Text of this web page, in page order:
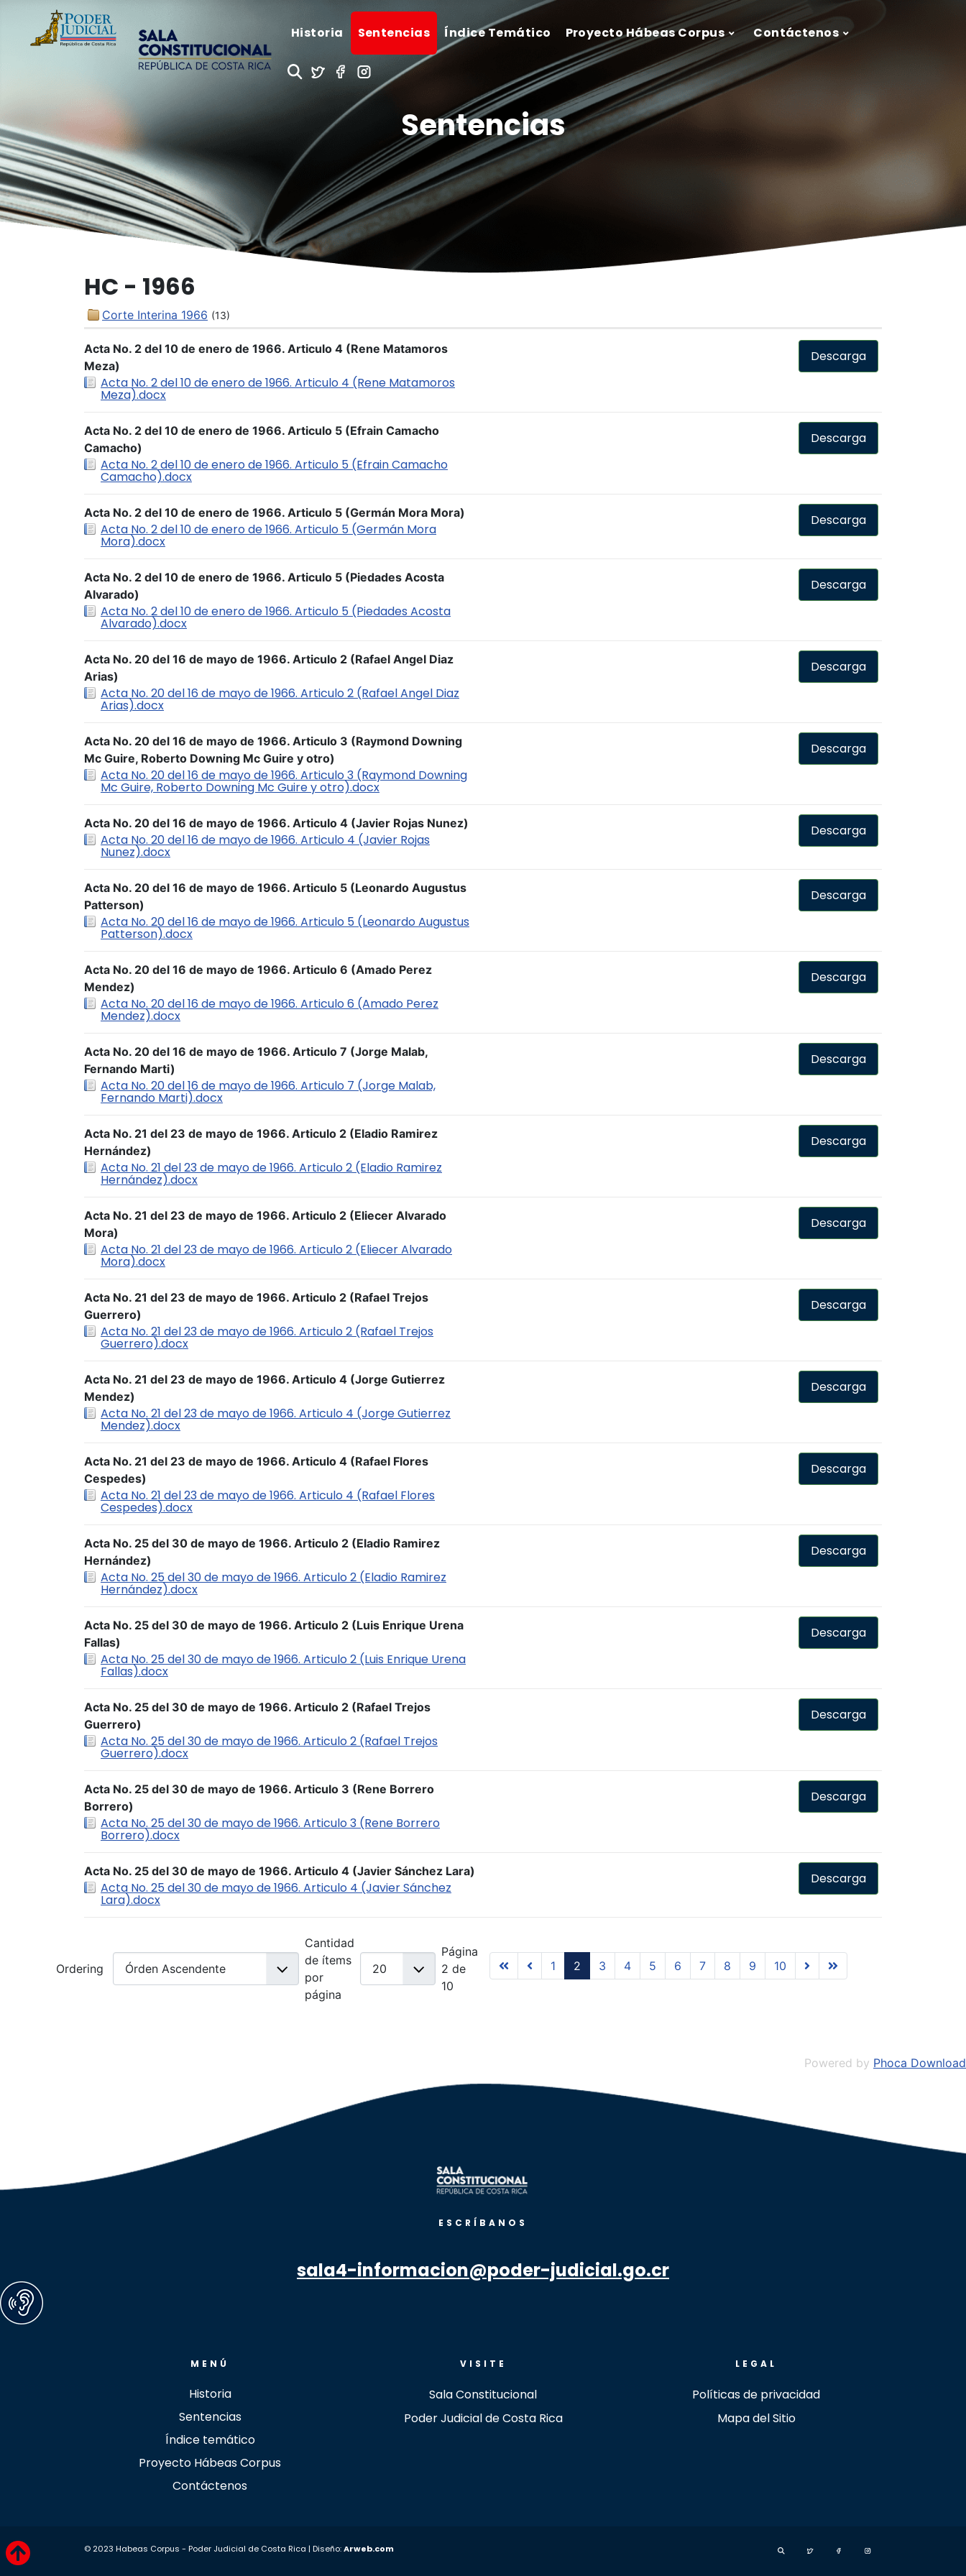
Historia Sentencias Índice Temático Proyecto Hábeas Corpus Contáctenos
Sentencias
HC - 1966
Corte Interina 1966 (13)
Acta No. 2 del 10 de enero de 1966. Articulo 4 (Rene Matamoros
Meza)
Acta No. 2 del 10 de enero de 1966. Articulo 4 (Rene Matamoros
Meza).docx
Descarga
Acta No. 2 del 10 de enero de 1966. Articulo 5 (Efrain Camacho
Camacho)
Acta No. 2 del 10 de enero de 1966. Articulo 5 (Efrain Camacho
Camacho).docx
Descarga
Acta No. 2 del 10 de enero de 1966. Articulo 5 (Germán Mora Mora)
Acta No. 2 del 10 de enero de 1966. Articulo 5 (Germán Mora
Mora).docx
Descarga
Acta No. 2 del 10 de enero de 1966. Articulo 5 (Piedades Acosta
Alvarado)
Acta No. 2 del 10 de enero de 1966. Articulo 5 (Piedades Acosta
Alvarado).docx
Descarga
Acta No. 20 del 16 de mayo de 1966. Articulo 2 (Rafael Angel Diaz
Arias)
Acta No. 20 del 16 de mayo de 1966. Articulo 2 (Rafael Angel Diaz
Arias).docx
Descarga
Acta No. 20 del 16 de mayo de 1966. Articulo 3 (Raymond Downing
Mc Guire, Roberto Downing Mc Guire y otro)
Acta No. 20 del 16 de mayo de 1966. Articulo 3 (Raymond Downing
Mc Guire, Roberto Downing Mc Guire y otro).docx
Descarga
Acta No. 20 del 16 de mayo de 1966. Articulo 4 (Javier Rojas Nunez)
Acta No. 20 del 16 de mayo de 1966. Articulo 4 (Javier Rojas
Nunez).docx
Descarga
Acta No. 20 del 16 de mayo de 1966. Articulo 5 (Leonardo Augustus
Patterson)
Acta No. 20 del 16 de mayo de 1966. Articulo 5 (Leonardo Augustus
Patterson).docx
Descarga
Acta No. 20 del 16 de mayo de 1966. Articulo 6 (Amado Perez
Mendez)
Acta No. 20 del 16 de mayo de 1966. Articulo 6 (Amado Perez
Mendez).docx
Descarga
Acta No. 20 del 16 de mayo de 1966. Articulo 7 (Jorge Malab,
Fernando Marti)
Acta No. 20 del 16 de mayo de 1966. Articulo 7 (Jorge Malab,
Fernando Marti).docx
Descarga
Acta No. 21 del 23 de mayo de 1966. Articulo 2 (Eladio Ramirez
Hernández)
Acta No. 21 del 23 de mayo de 1966. Articulo 2 (Eladio Ramirez
Hernández).docx
Descarga
Acta No. 21 del 23 de mayo de 1966. Articulo 2 (Eliecer Alvarado
Mora)
Acta No. 21 del 23 de mayo de 1966. Articulo 2 (Eliecer Alvarado
Mora).docx
Descarga
Acta No. 21 del 23 de mayo de 1966. Articulo 2 (Rafael Trejos
Guerrero)
Acta No. 21 del 23 de mayo de 1966. Articulo 2 (Rafael Trejos
Guerrero).docx
Descarga
Acta No. 21 del 23 de mayo de 1966. Articulo 4 (Jorge Gutierrez
Mendez)
Acta No. 21 del 23 de mayo de 1966. Articulo 4 (Jorge Gutierrez
Mendez).docx
Descarga
Acta No. 21 del 23 de mayo de 1966. Articulo 4 (Rafael Flores
Cespedes)
Acta No. 21 del 23 de mayo de 1966. Articulo 4 (Rafael Flores
Cespedes).docx
Descarga
Acta No. 25 del 30 de mayo de 1966. Articulo 2 (Eladio Ramirez
Hernández)
Acta No. 25 del 30 de mayo de 1966. Articulo 2 (Eladio Ramirez
Hernández).docx
Descarga
Acta No. 25 del 30 de mayo de 1966. Articulo 2 (Luis Enrique Urena
Fallas)
Acta No. 25 del 30 de mayo de 1966. Articulo 2 (Luis Enrique Urena
Fallas).docx
Descarga
Acta No. 25 del 30 de mayo de 1966. Articulo 2 (Rafael Trejos
Guerrero)
Acta No. 25 del 30 de mayo de 1966. Articulo 2 (Rafael Trejos
Guerrero).docx
Descarga
Acta No. 25 del 30 de mayo de 1966. Articulo 3 (Rene Borrero
Borrero)
Acta No. 25 del 30 de mayo de 1966. Articulo 3 (Rene Borrero
Borrero).docx
Descarga
Acta No. 25 del 30 de mayo de 1966. Articulo 4 (Javier Sánchez Lara)
Acta No. 25 del 30 de mayo de 1966. Articulo 4 (Javier Sánchez
Lara).docx
Descarga
Ordering
Cantidad
de ítems
por
página
Página
2 de
10
1 2 3 4 5 6 7 8 9 10
Powered by Phoca Download
ESCRÍBANOS
sala4-informacion@poder-judicial.go.cr
MENÚ
Historia
Sentencias
Índice temático
Proyecto Hábeas Corpus
Contáctenos
VISITE
Sala Constitucional
Poder Judicial de Costa Rica
LEGAL
Políticas de privacidad
Mapa del Sitio
© 2023 Habeas Corpus - Poder Judicial de Costa Rica | Diseño:Arweb.com